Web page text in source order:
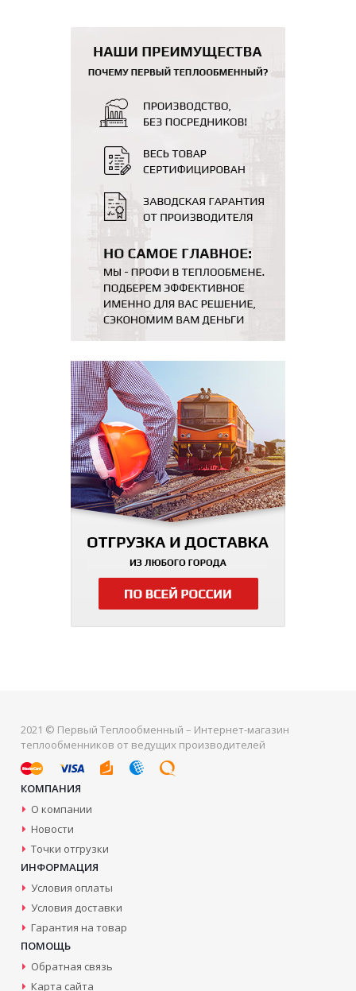
2021 © Первый Теплообменный – Интернет-магазин
теплообменников от ведущих производителей
КОМПАНИЯ
О компании
Новости
Точки отгрузки
ИНФОРМАЦИЯ
Условия оплаты
Условия доставки
Гарантия на товар
ПОМОЩЬ
Обратная связь
Карта сайта